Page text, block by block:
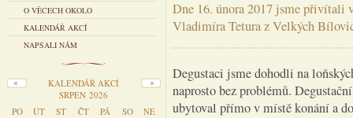
O VĚCECH OKOLO
KALENDÁŘ AKCÍ
NAPSALI NÁM
KALENDÁŘ AKCÍ
SRPEN 2026
PO
ÚT ST ČT PÁ SO NE
Dne 16. února 2017 jsme
Vladimíra Tetura z Velkých
Degustaci jsme dohodli na
naprosto bez problémů.
ubytoval přímo v místě konání a